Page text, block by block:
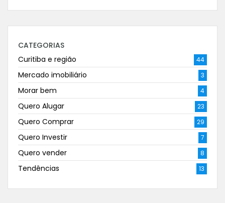
CATEGORIAS
Curitiba e região
44
Mercado imobiliário 3
Morar bem 4
Quero Alugar 23
Quero Comprar 29
Quero Investir 7
Quero vender 8
Tendências 13